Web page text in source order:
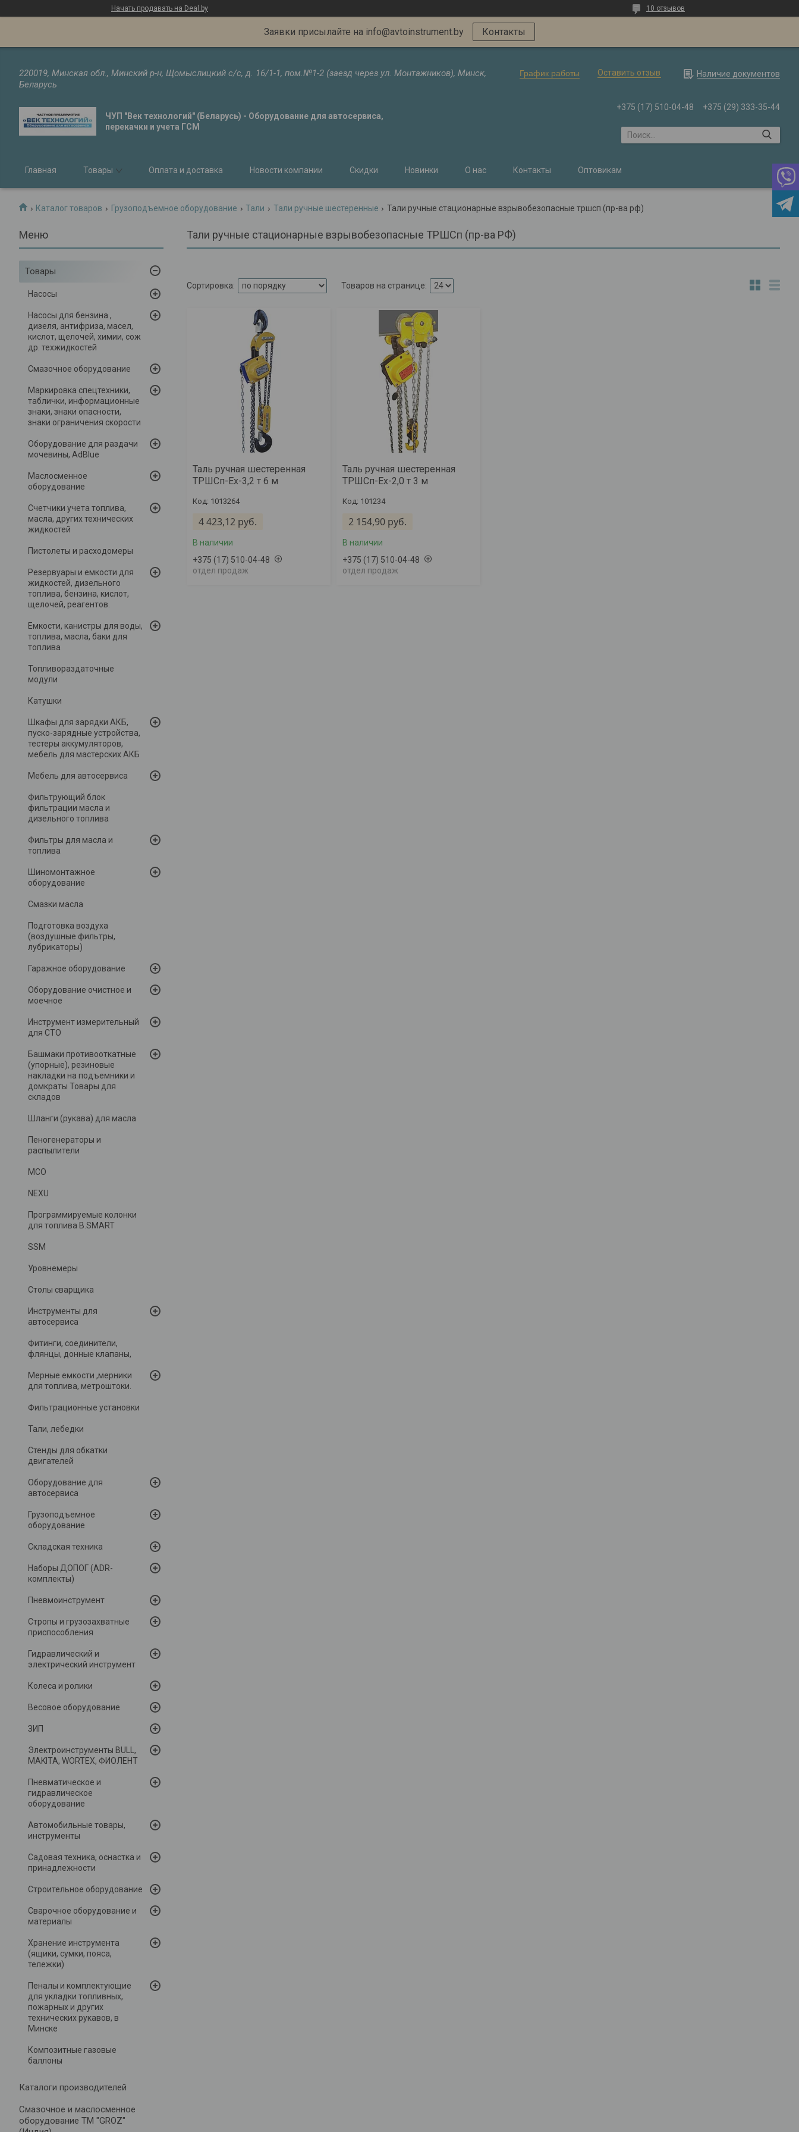
Начать продавать на Deal.by 10 отзывов
Заявки присылайте на info@avtoinstrument.by Контакты
220019, Минская обл., Минский р-н, Щомыслицкий с/с, д. 16/1-1, пом.№1-2 (заезд через ул. Монтажников), Минск,
Беларусь
График работы Оставить отзыв Наличие документов
ЧУП "Век технологий" (Беларусь) - Оборудование для автосервиса,
перекачки и учета ГСМ
+375 (17) 510-04-48 +375 (29) 333-35-44
Главная Товары Оплата и доставка Новости компании Скидки Новинки О нас Контакты Оптовикам
Каталог товаров Грузоподъемное оборудование Тали Тали ручные шестеренные Тали ручные стационарные взрывобезопасные тршсп (пр-ва рф)
Товары
Насосы
Насосы для бензина ,
дизеля, антифриза, масел,
кислот, щелочей, химии, сож
др. техжидкостей
Смазочное оборудование
Маркировка спецтехники,
таблички, информационные
знаки, знаки опасности,
знаки ограничения скорости
Оборудование для раздачи
мочевины, AdBlue
Маслосменное
оборудование
Счетчики учета топлива,
масла, других технических
жидкостей
Пистолеты и расходомеры
Резервуары и емкости для
жидкостей, дизельного
топлива, бензина, кислот,
щелочей, реагентов.
Емкости, канистры для воды,
топлива, масла, баки для
топлива
Топливораздаточные
модули
Катушки
Шкафы для зарядки АКБ,
пуско-зарядные устройства,
тестеры аккумуляторов,
мебель для мастерских АКБ
Мебель для автосервиса
Фильтрующий блок
фильтрации масла и
дизельного топлива
Фильтры для масла и
топлива
Шиномонтажное
оборудование
Смазки масла
Подготовка воздуха
(воздушные фильтры,
лубрикаторы)
Гаражное оборудование
Оборудование очистное и
моечное
Инструмент измерительный
для СТО
Башмаки противооткатные
(упорные), резиновые
накладки на подъемники и
домкраты Товары для
складов
Шланги (рукава) для масла
Пеногенераторы и
распылители
MCO
NEXU
Программируемые колонки
для топлива B.SMART
SSM
Уровнемеры
Столы сварщика
Инструменты для
автосервиса
Фитинги, соединители,
флянцы, донные клапаны,
Мерные емкости ,мерники
для топлива, метроштоки.
Фильтрационные установки
Тали, лебедки
Стенды для обкатки
двигателей
Оборудование для
автосервиса
Грузоподъемное
оборудование
Складская техника
Наборы ДОПОГ (ADR-
комплекты)
Пневмоинструмент
Стропы и грузозахватные
приспособления
Гидравлический и
электрический инструмент
Колеса и ролики
Весовое оборудование
ЗИП
Электроинструменты BULL,
MAKITA, WORTEX, ФИОЛЕНТ
Пневматическое и
гидравлическое
оборудование
Автомобильные товары,
инструменты
Садовая техника, оснастка и
принадлежности
Строительное оборудование
Сварочное оборудование и
материалы
Хранение инструмента
(ящики, сумки, пояса,
тележки)
Пеналы и комплектующие
для укладки топливных,
пожарных и других
технических рукавов, в
Минске
Композитные газовые
баллоны
Каталоги производителей
Cмазочное и маслосменное
оборудование ТМ "GROZ"
Тали ручные стационарные взрывобезопасные ТРШСп (пр-ва РФ)
Таль ручная шестеренная
ТРШСп-Ех-3,2 т 6 м
1013264
4 423,12 руб.
В наличии
+375 (17) 510-04-48
отдел продаж
Таль ручная шестеренная
ТРШСп-Ех-2,0 т 3 м
101234
2 154,90 руб.
В наличии
+375 (17) 510-04-48
отдел продаж